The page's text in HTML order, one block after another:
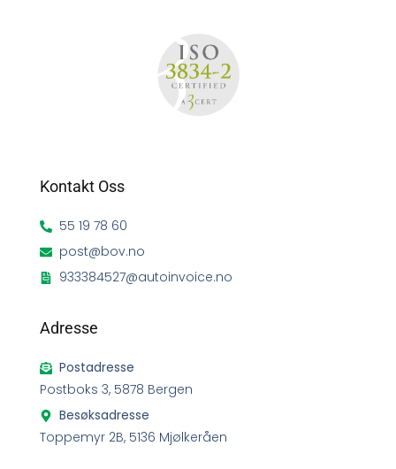
Kontakt Oss
55 19 78 60
post@bov.no
933384527@autoinvoice.no
Adresse
Postadresse
Postboks 3, 5878 Bergen
Besøksadresse
Toppemyr 2B, 5136 Mjølkeråen